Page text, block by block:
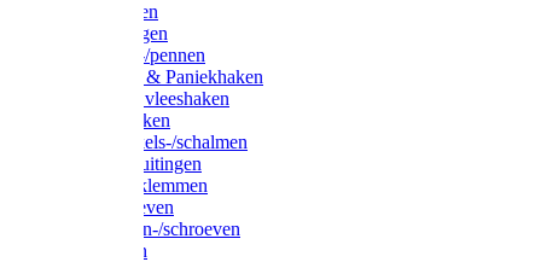
Sleutelringen
Gelaste ringen
Borgveren-/pennen
Musketons & Paniekhaken
S-haken & vleeshaken
Karabijnhaken
Noodschakels-/schalmen
Harp-/D-sluitingen
Staaldraadklemmen
Spanschroeven
Ringmoeren-/schroeven
Puntkousen